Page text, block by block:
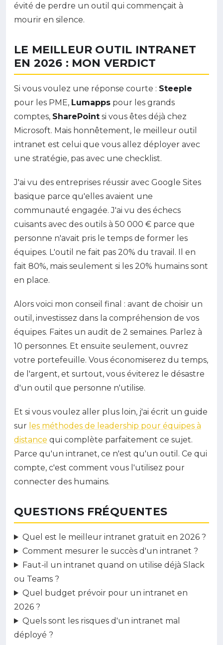
évité de perdre un outil qui commençait à
mourir en silence.
LE MEILLEUR OUTIL INTRANET
EN 2026 : MON VERDICT
Si vous voulez une réponse courte : Steeple
pour les PME, Lumapps pour les grands
comptes, SharePoint si vous êtes déjà chez
Microsoft. Mais honnêtement, le meilleur outil
intranet est celui que vous allez déployer avec
une stratégie, pas avec une checklist.
J'ai vu des entreprises réussir avec Google Sites
basique parce qu'elles avaient une
communauté engagée. J'ai vu des échecs
cuisants avec des outils à 50 000 € parce que
personne n'avait pris le temps de former les
équipes. L'outil ne fait pas 20% du travail. Il en
fait 80%, mais seulement si les 20% humains sont
en place.
Alors voici mon conseil final : avant de choisir un
outil, investissez dans la compréhension de vos
équipes. Faites un audit de 2 semaines. Parlez à
10 personnes. Et ensuite seulement, ouvrez
votre portefeuille. Vous économiserez du temps,
de l'argent, et surtout, vous éviterez le désastre
d'un outil que personne n'utilise.
Et si vous voulez aller plus loin, j'ai écrit un guide
sur les méthodes de leadership pour équipes à
distance qui complète parfaitement ce sujet.
Parce qu'un intranet, ce n'est qu'un outil. Ce qui
compte, c'est comment vous l'utilisez pour
connecter des humains.
QUESTIONS FRÉQUENTES
Quel est le meilleur intranet gratuit en 2026 ?
Comment mesurer le succès d'un intranet ?
Faut-il un intranet quand on utilise déjà Slack
ou Teams ?
Quel budget prévoir pour un intranet en
2026 ?
Quels sont les risques d'un intranet mal
déployé ?